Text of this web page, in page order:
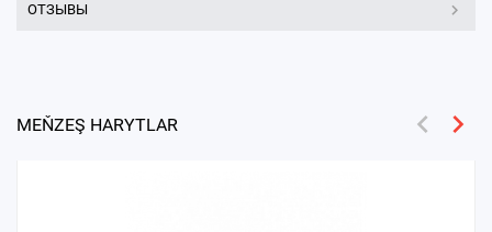
ОТЗЫВЫ
MEŇZEŞ HARYTLAR